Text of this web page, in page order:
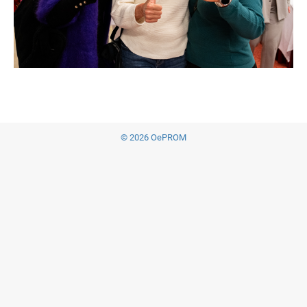
© 2026 OePROM